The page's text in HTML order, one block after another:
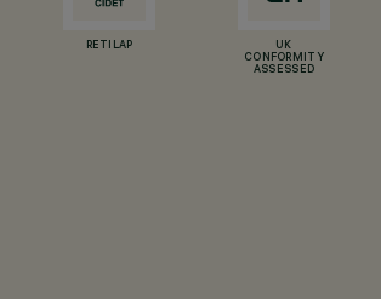
RETILAP
UK
CONFORMITY
ASSESSED